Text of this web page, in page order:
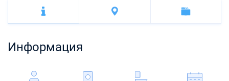
Сицилия
Фетхие
Мартиника
Сент-Люсия
Информация